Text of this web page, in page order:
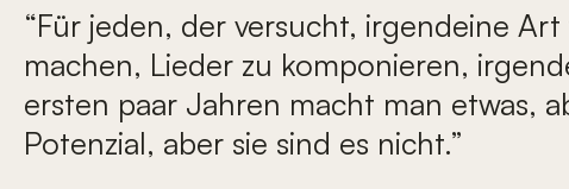
“Für jeden, der versucht, irgendeine
machen, Lieder zu komponieren,
ersten paar Jahren macht man etwas,
Potenzial, aber sie sind es nicht.”